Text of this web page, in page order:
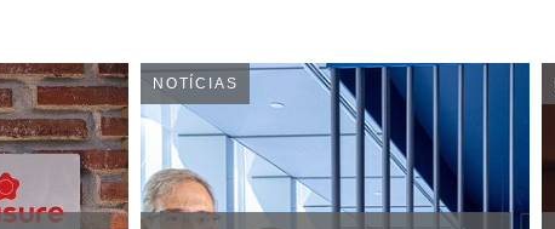
NOTÍCIAS